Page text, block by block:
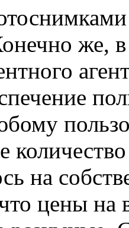
же,
на
цены на